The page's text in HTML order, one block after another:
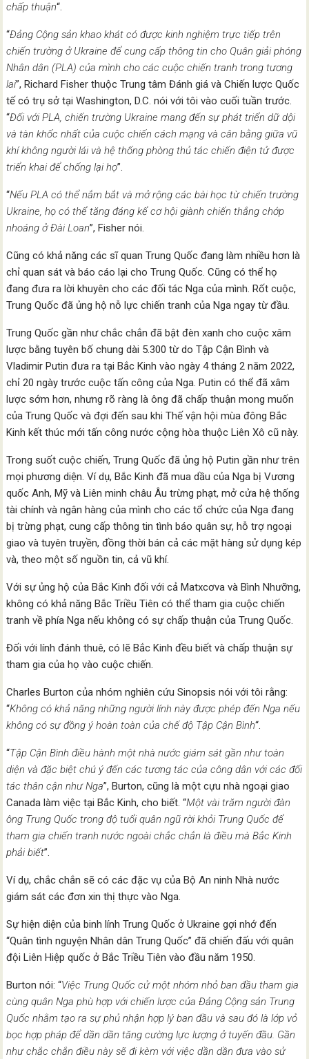
chấp thuận“.
“Đảng Cộng sản khao khát có được kinh nghiệm trực tiếp trên
chiến trường ở Ukraine để cung cấp thông tin cho Quân giải phóng
Nhân dân (PLA) của mình cho các cuộc chiến tranh trong tương
lai”, Richard Fisher thuộc Trung tâm Đánh giá và Chiến lược Quốc
tế có trụ sở tại Washington, D.C. nói với tôi vào cuối tuần trước.
“Đối với PLA, chiến trường Ukraine mang đến sự phát triển dữ dội
và tàn khốc nhất của cuộc chiến cách mạng và cân bằng giữa vũ
khí không người lái và hệ thống phòng thủ tác chiến điện tử được
triển khai để chống lại họ”.
“Nếu PLA có thể nắm bắt và mở rộng các bài học từ chiến trường
Ukraine, họ có thể tăng đáng kể cơ hội giành chiến thắng chớp
nhoáng ở Đài Loan”, Fisher nói.
Cũng có khả năng các sĩ quan Trung Quốc đang làm nhiều hơn là
chỉ quan sát và báo cáo lại cho Trung Quốc. Cũng có thể họ
đang đưa ra lời khuyên cho các đối tác Nga của mình. Rốt cuộc,
Trung Quốc đã ủng hộ nỗ lực chiến tranh của Nga ngay từ đầu.
Trung Quốc gần như chắc chắn đã bật đèn xanh cho cuộc xâm
lược bằng tuyên bố chung dài 5.300 từ do Tập Cận Bình và
Vladimir Putin đưa ra tại Bắc Kinh vào ngày 4 tháng 2 năm 2022,
chỉ 20 ngày trước cuộc tấn công của Nga. Putin có thể đã xâm
lược sớm hơn, nhưng rõ ràng là ông đã chấp thuận mong muốn
của Trung Quốc và đợi đến sau khi Thế vận hội mùa đông Bắc
Kinh kết thúc mới tấn công nước cộng hòa thuộc Liên Xô cũ này.
Trong suốt cuộc chiến, Trung Quốc đã ủng hộ Putin gần như trên
mọi phương diện. Ví dụ, Bắc Kinh đã mua dầu của Nga bị Vương
quốc Anh, Mỹ và Liên minh châu Âu trừng phạt, mở cửa hệ thống
tài chính và ngân hàng của mình cho các tổ chức của Nga đang
bị trừng phạt, cung cấp thông tin tình báo quân sự, hỗ trợ ngoại
giao và tuyên truyền, đồng thời bán cả các mặt hàng sử dụng kép
và, theo một số nguồn tin, cả vũ khí.
Với sự ủng hộ của Bắc Kinh đối với cả Matxcơva và Bình Nhưỡng,
không có khả năng Bắc Triều Tiên có thể tham gia cuộc chiến
tranh về phía Nga nếu không có sự chấp thuận của Trung Quốc.
Đối với lính đánh thuê, có lẽ Bắc Kinh đều biết và chấp thuận sự
tham gia của họ vào cuộc chiến.
Charles Burton của nhóm nghiên cứu Sinopsis nói với tôi rằng:
“Không có khả năng những người lính này được phép đến Nga nếu
không có sự đồng ý hoàn toàn của chế độ Tập Cận Bình“.
“Tập Cận Bình điều hành một nhà nước giám sát gần như toàn
diện và đặc biệt chú ý đến các tương tác của công dân với các đối
tác thân cận như Nga”, Burton, cũng là một cựu nhà ngoại giao
Canada làm việc tại Bắc Kinh, cho biết. “Một vài trăm người đàn
ông Trung Quốc trong độ tuổi quân ngũ rời khỏi Trung Quốc để
tham gia chiến tranh nước ngoài chắc chắn là điều mà Bắc Kinh
phải biết”.
Ví dụ, chắc chắn sẽ có các đặc vụ của Bộ An ninh Nhà nước
giám sát các đơn xin thị thực vào Nga.
Sự hiện diện của binh lính Trung Quốc ở Ukraine gợi nhớ đến
“Quân tình nguyện Nhân dân Trung Quốc” đã chiến đấu với quân
đội Liên Hiệp quốc ở Bắc Triều Tiên vào đầu năm 1950.
Burton nói: “Việc Trung Quốc cử một nhóm nhỏ ban đầu tham gia
cùng quân Nga phù hợp với chiến lược của Đảng Cộng sản Trung
Quốc nhằm tạo ra sự phủ nhận hợp lý ban đầu và sau đó là lớp vỏ
bọc hợp pháp để dần dần tăng cường lực lượng ở tuyến đầu. Gần
như chắc chắn điều này sẽ đi kèm với việc dần dần đưa vào sử